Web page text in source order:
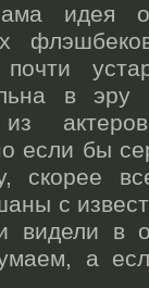
идея
в
если бы
скорее
с
видели в
а